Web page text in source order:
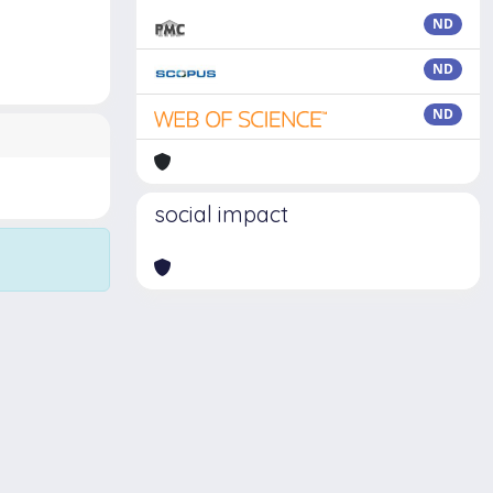
ND
ND
ND
social impact